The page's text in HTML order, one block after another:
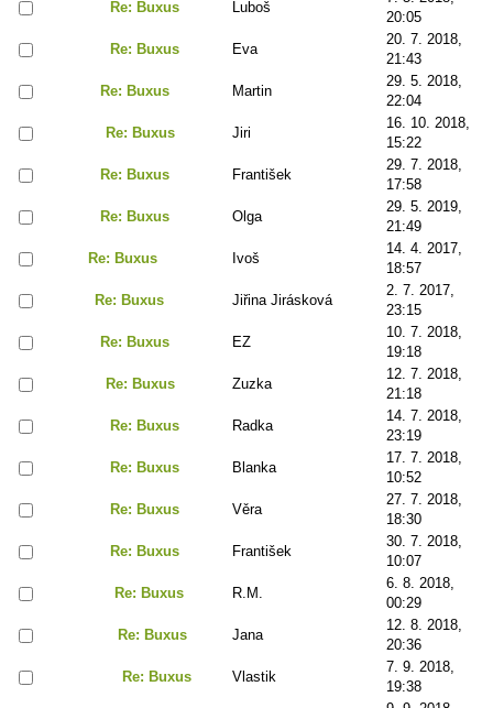
Re: Buxus
Luboš
20:05
Re: Buxus
Eva
20. 7. 2018,
21:43
Re: Buxus
Martin
29. 5. 2018,
22:04
Re: Buxus
Jiri
16. 10. 2018,
15:22
Re: Buxus
František
29. 7. 2018,
17:58
Re: Buxus
Olga
29. 5. 2019,
21:49
Re: Buxus
Ivoš
14. 4. 2017,
18:57
Re: Buxus
Jiřina Jirásková
2. 7. 2017,
23:15
Re: Buxus
EZ
10. 7. 2018,
19:18
Re: Buxus
Zuzka
12. 7. 2018,
21:18
Re: Buxus
Radka
14. 7. 2018,
23:19
Re: Buxus
Blanka
17. 7. 2018,
10:52
Re: Buxus
Věra
27. 7. 2018,
18:30
Re: Buxus
František
30. 7. 2018,
10:07
Re: Buxus
R.M.
6. 8. 2018,
00:29
Re: Buxus
Jana
12. 8. 2018,
20:36
Re: Buxus
Vlastik
7. 9. 2018,
19:38